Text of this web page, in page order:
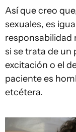
Así que creo
sexuales, es
responsabilidad
si se trata de un
excitación o el
paciente es
etcétera.